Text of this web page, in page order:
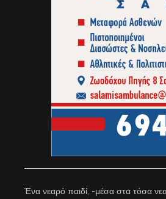
Ένα νεαρό παιδί, -μέσα στα τόσα